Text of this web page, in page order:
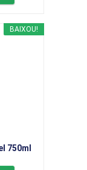
BAIXOU!
750ml